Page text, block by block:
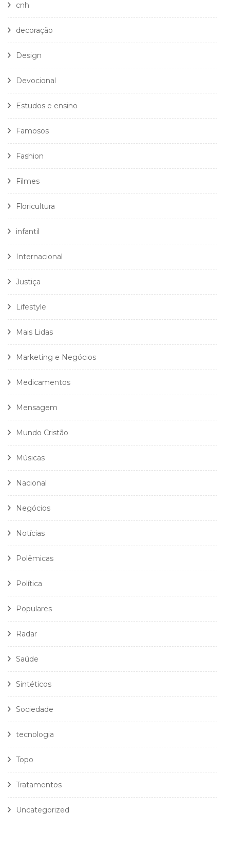
cnh
decoração
Design
Devocional
Estudos e ensino
Famosos
Fashion
Filmes
Floricultura
infantil
Internacional
Justiça
Lifestyle
Mais Lidas
Marketing e Negócios
Medicamentos
Mensagem
Mundo Cristão
Músicas
Nacional
Negócios
Notícias
Polêmicas
Política
Populares
Radar
Saúde
Sintéticos
Sociedade
tecnologia
Topo
Tratamentos
Uncategorized